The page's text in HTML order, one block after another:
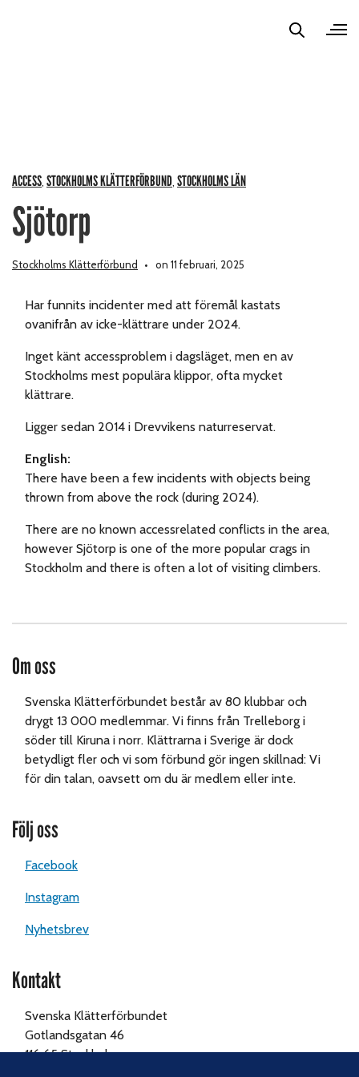
ACCESS STOCKHOLMS KLÄTTERFÖRBUND STOCKHOLMS LÄN
Sjötorp
Stockholms Klätterförbund on 11 februari, 2025
Har funnits incidenter med att föremål kastats
ovanifrån av icke-klättrare under 2024.
Inget känt accessproblem i dagsläget, men en av
Stockholms mest populära klippor, ofta mycket
klättrare.
Ligger sedan 2014 i Drevvikens naturreservat.
English:
There have been a few incidents with objects being
thrown from above the rock (during 2024).
There are no known accessrelated conflicts in the area,
however Sjötorp is one of the more popular crags in
Stockholm and there is often a lot of visiting climbers.
Om oss
Svenska Klätterförbundet består av 80 klubbar och
drygt 13 000 medlemmar. Vi finns från Trelleborg i
söder till Kiruna i norr. Klättrarna i Sverige är dock
betydligt fler och vi som förbund gör ingen skillnad: Vi
för din talan, oavsett om du är medlem eller inte.
Följ oss
Facebook
Instagram
Nyhetsbrev
Kontakt
Svenska Klätterförbundet
Gotlandsgatan 46
116 65 Stockholm